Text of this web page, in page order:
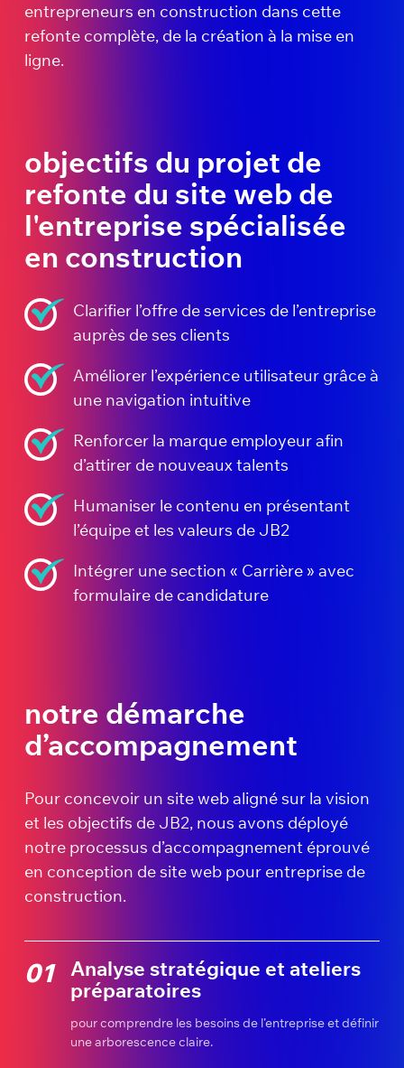
entrepreneurs en construction dans cette
refonte complète, de la création à la mise en
ligne.
objectifs du projet de
refonte du site web de
l'entreprise spécialisée
en construction
Clarifier l’offre de services de l’entreprise
auprès de ses clients
Améliorer l’expérience utilisateur grâce à
une navigation intuitive
Renforcer la marque employeur afin
d’attirer de nouveaux talents
Humaniser le contenu en présentant
l’équipe et les valeurs de JB2
Intégrer une section « Carrière » avec
formulaire de candidature
notre démarche
d’accompagnement
Pour concevoir un site web aligné sur la vision
et les objectifs de JB2, nous avons déployé
notre processus d’accompagnement éprouvé
en conception de site web pour entreprise de
construction.
Analyse stratégique et ateliers
préparatoires
pour comprendre les besoins de l’entreprise et définir
une arborescence claire.
01